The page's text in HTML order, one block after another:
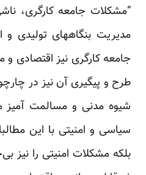
“مشکلات جامعه کارگری،
مدیریت بنگاههای تولیدی
جامعه کارگری نیز اقتصادی
طرح و پیگیری آن نیز در
شیوه مدنی و مسالمت آمیز
سیاسی و امنیتی با این
بلکه مشکلات امنیتی را نیز